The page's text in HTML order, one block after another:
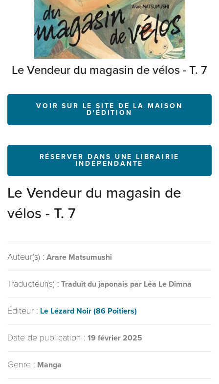
Le Vendeur du magasin de vélos - T. 7
VOIR SUR LE SITE DE LA MAISON
D'ÉDITION
RÉSERVER DANS UNE LIBRAIRIE
INDÉPENDANTE
Le Vendeur du magasin de
vélos - T. 7
Auteur(s) : Arare Matsumushi
Traducteur(s) : Traduit du japonais par Léa Le Dimna
Éditeur : Le Lézard Noir (86 Poitiers)
Date de publication : 19 février 2025
Genre : Manga